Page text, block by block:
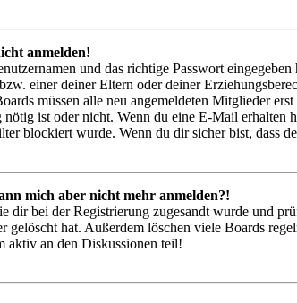
anmelden!
und das richtige Passwort
einer deiner Eltern oder deiner
müssen alle neu angemeldeten Mitglieder
ist oder nicht. Wenn du eine E-Mail erhalten
blockiert wurde. Wenn du dir sicher bist, dass
mich aber nicht mehr anmelden?!
dir bei der Registrierung zugesandt wurde und
gelöscht hat. Außerdem löschen viele Boards
aktiv an den Diskussionen teil!